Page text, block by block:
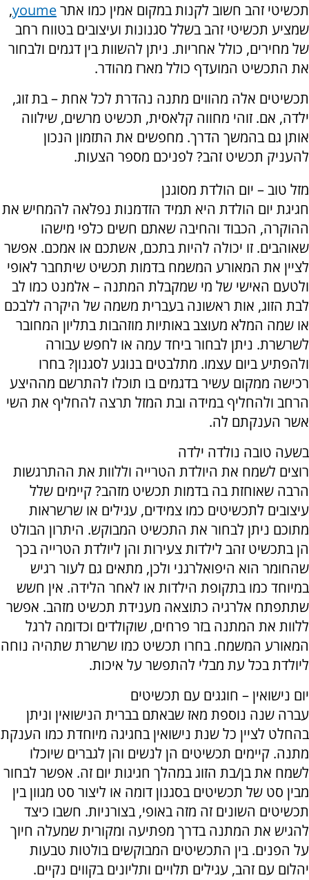
תכשיטי זהב חשוב לקנות במקום אמין כמו אתרyoume
,
שמציע תכשיטי זהב בשלל סגנונות ועיצובים בטווח רחב
של מחירים, כולל אחריות. ניתן להשוות בין דגמים ולבחור
את התכשיט המועדף כולל מארז מהודר.
תכשיטים אלה מהווים מתנה נהדרת לכל אחת – בת זוג,
ילדה, אם. זוהי מחווה קלאסית, תכשיט מרשים, שילווה
אותן גם בהמשך הדרך. מחפשים את התזמון הנכון
להעניק תכשיט זהב? לפניכם מספר הצעות.
מזל טוב – יום הולדת מסוגנן
חגיגת יום הולדת היא תמיד הזדמנות נפלאה להמחיש את
ההוקרה, הכבוד והחיבה שאתם חשים כלפי מישהו
שאוהבים. זו יכולה להיות בתכם, אשתכם או אמכם. אפשר
לציין את המאורע המשמח בדמות תכשיט שיתחבר לאופי
ולטעם האישי של מי שמקבלת המתנה – אלמנט כמו לב
לבת הזוג, אות ראשונה בעברית משמה של היקרה ללבכם
או שמה המלא מעוצב באותיות מוזהבות בתליון המחובר
לשרשרת. ניתן לבחור ביחד עמה או לחפש עבורה
ולהפתיע ביום עצמו. מתלבטים בנוגע לסגנון? בחרו
רכישה ממקום עשיר בדגמים בו תוכלו להתרשם מההיצע
הרחב ולהחליף במידה ובת המזל תרצה להחליף את השי
אשר הענקתם לה.
בשעה טובה נולדה ילדה
רוצים לשמח את היולדת הטרייה וללוות את ההתרגשות
הרבה שאוחזת בה בדמות תכשיט מזהב? קיימים שלל
עיצובים לתכשיטים כמו צמידים, עגילים או שרשראות
מתוכם ניתן לבחור את התכשיט המבוקש. היתרון הבולט
הן בתכשיט זהב לילדות צעירות והן ליולדת הטרייה בכך
שהחומר הוא היפואלרגני ולכן, מתאים גם לעור רגיש
במיוחד כמו בתקופת הילדות או לאחר הלידה. אין חשש
שתתפתח אלרגיה כתוצאה מענידת תכשיט מזהב. אפשר
ללוות את המתנה בזר פרחים, שוקולדים וכדומה לרגל
המאורע המשמח. בחרו תכשיט כמו שרשרת שתהיה נוחה
ליולדת בכל עת מבלי להתפשר על איכות.
יום נישואין – חוגגים עם תכשיטים
עברה שנה נוספת מאז שבאתם בברית הנישואין וניתן
בהחלט לציין כל שנת נישואין בחגיגה מיוחדת כמו הענקת
מתנה. קיימים תכשיטים הן לנשים והן לגברים שיוכלו
לשמח את בן/בת הזוג במהלך חגיגות יום זה. אפשר לבחור
מבין סט של תכשיטים בסגנון דומה או ליצור סט מגוון בין
תכשיטים השונים זה מזה באופי, בצורניות. חשבו כיצד
להגיש את המתנה בדרך מפתיעה ומקורית שמעלה חיוך
על הפנים. בין התכשיטים המבוקשים בולטות טבעות
יהלום עם זהב, עגילים תלויים ותליונים בקווים נקיים.